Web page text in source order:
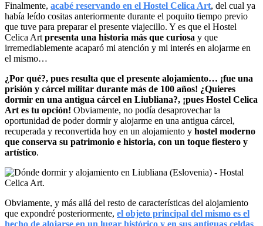
Finalmente, acabé reservando en el Hostel Celica Art, del cual ya
había leído cositas anteriormente durante el poquito tiempo previo
que tuve para preparar el presente viajecillo. Y es que el Hostel
Celica Artpresenta una historia más que curiosa y que
irremediablemente acaparó mi atención y mi interés en alojarme en
el mismo…
¿Por qué?, pues resulta que el presente alojamiento… ¡fue una
prisión y cárcel militar durante más de 100 años! ¿Quieres
dormir en una antigua cárcel en Liubliana?, ¡pues Hostel Celica
Art es tu opción! Obviamente, no podía desaprovechar la
oportunidad de poder dormir y alojarme en una antigua cárcel,
recuperada y reconvertida hoy en un alojamiento y hostel moderno
que conserva su patrimonio e historia, con un toque fiestero y
artístico.
Obviamente, y más allá del resto de características del alojamiento
que expondré posteriormente, el objeto principal del mismo es el